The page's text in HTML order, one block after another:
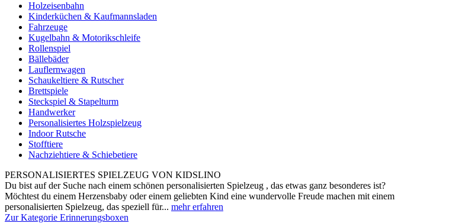
Holzeisenbahn
Kinderküchen & Kaufmannsladen
Fahrzeuge
Kugelbahn & Motorikschleife
Rollenspiel
Bällebäder
Lauflernwagen
Schaukeltiere & Rutscher
Brettspiele
Steckspiel & Stapelturm
Handwerker
Personalisiertes Holzspielzeug
Indoor Rutsche
Stofftiere
Nachziehtiere & Schiebetiere
PERSONALISIERTES SPIELZEUG VON KIDSLINO
Du bist auf der Suche nach einem schönen personalisierten Spielzeug , das etwas ganz besonderes ist?
Möchtest du einem Herzensbaby oder einem geliebten Kind eine wundervolle Freude machen mit einem
personalisierten Spielzeug, das speziell für... mehr erfahren
Zur Kategorie Erinnerungsboxen